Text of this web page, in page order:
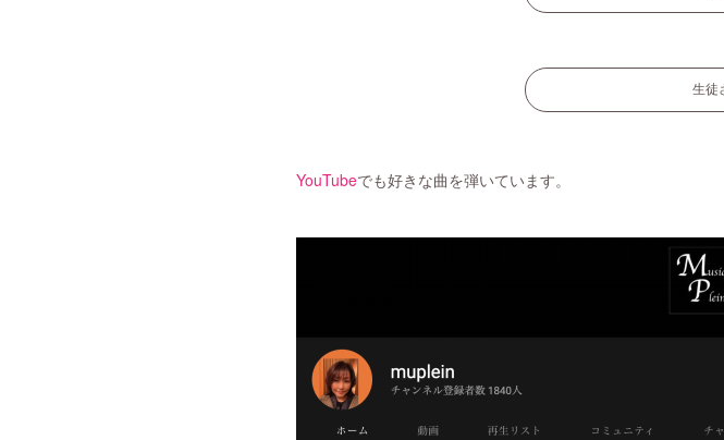
生徒
YouTubeでも好きな曲を弾いています。